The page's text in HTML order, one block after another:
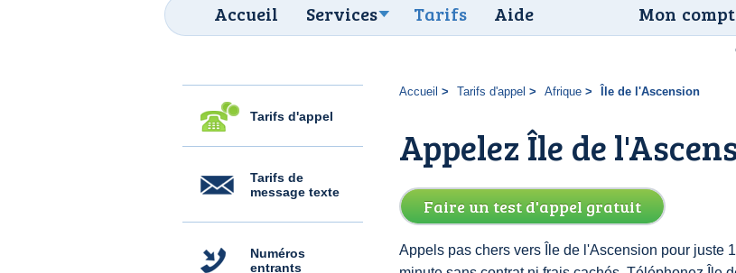
Accueil Services Tarifs Aide Mon
Tarifs d'appel
Tarifs de
message texte
Numéros
entrants
Accueil Tarifs d'appel Afrique Île de l'Ascension
Appelez Île de
Faire un test d'appel gratuit
Appels pas chers vers Île de l'Ascension pour juste